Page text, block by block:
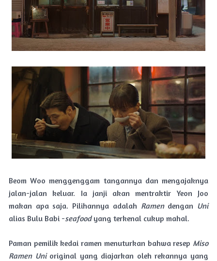
Beom Woo menggenggam tangannya dan mengajaknya
jalan-jalan keluar. Ia janji akan mentraktir Yeon Joo
makan apa saja. Pilihannya adalah Ramendengan Uni
alias Bulu Babi -seafoodyang terkenal cukup mahal.
Paman pemilik kedai ramen menuturkan bahwa resep Miso
Ramen Uni original yang diajarkan oleh rekannya yang